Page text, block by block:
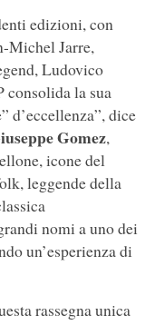
edizioni, con
Michel Jarre,
Ludovico
la sua
d’eccellenza”, dice
Gomez,
icone del
leggende della
nomi a uno dei
un’esperienza di
rassegna unica